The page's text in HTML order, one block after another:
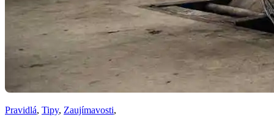
Pravidlá, Tipy, Zaujímavosti,